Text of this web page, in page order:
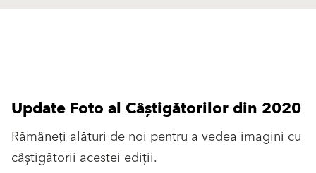
Update Foto al Câștigătorilor din 2020
Rămâneți alături de noi pentru a vedea imagini cu
câștigătorii acestei ediții.